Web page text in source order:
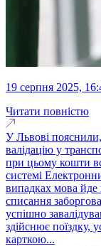
19 серпня 2025,
Читати повністю
У Львові
валідацію у
при цьому кошти
системі
випадках мова йде
списання
успішно
здійснює поїздку,
карткою...